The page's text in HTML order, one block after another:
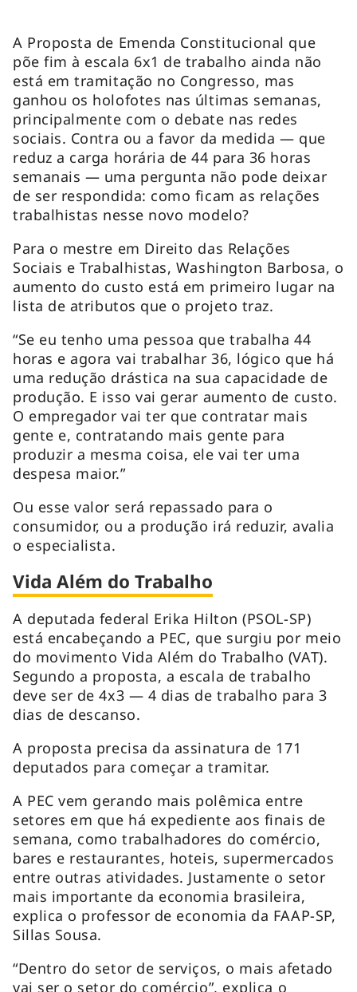
A Proposta de Emenda Constitucional que
põe fim à escala 6x1 de trabalho ainda não
está em tramitação no Congresso, mas
ganhou os holofotes nas últimas semanas,
principalmente com o debate nas redes
sociais. Contra ou a favor da medida — que
reduz a carga horária de 44 para 36 horas
semanais — uma pergunta não pode deixar
de ser respondida: como ficam as relações
trabalhistas nesse novo modelo?
Para o mestre em Direito das Relações
Sociais e Trabalhistas, Washington Barbosa, o
aumento do custo está em primeiro lugar na
lista de atributos que o projeto traz.
“Se eu tenho uma pessoa que trabalha 44
horas e agora vai trabalhar 36, lógico que há
uma redução drástica na sua capacidade de
produção. E isso vai gerar aumento de custo.
O empregador vai ter que contratar mais
gente e, contratando mais gente para
produzir a mesma coisa, ele vai ter uma
despesa maior.”
Ou esse valor será repassado para o
consumidor, ou a produção irá reduzir, avalia
o especialista.
Vida Além do Trabalho
A deputada federal Erika Hilton (PSOL-SP)
está encabeçando a PEC, que surgiu por meio
do movimento Vida Além do Trabalho (VAT).
Segundo a proposta, a escala de trabalho
deve ser de 4x3 — 4 dias de trabalho para 3
dias de descanso.
A proposta precisa da assinatura de 171
deputados para começar a tramitar.
A PEC vem gerando mais polêmica entre
setores em que há expediente aos finais de
semana, como trabalhadores do comércio,
bares e restaurantes, hoteis, supermercados
entre outras atividades. Justamente o setor
mais importante da economia brasileira,
explica o professor de economia da FAAP-SP,
Sillas Sousa.
“Dentro do setor de serviços, o mais afetado
vai ser o setor do comércio”, explica o